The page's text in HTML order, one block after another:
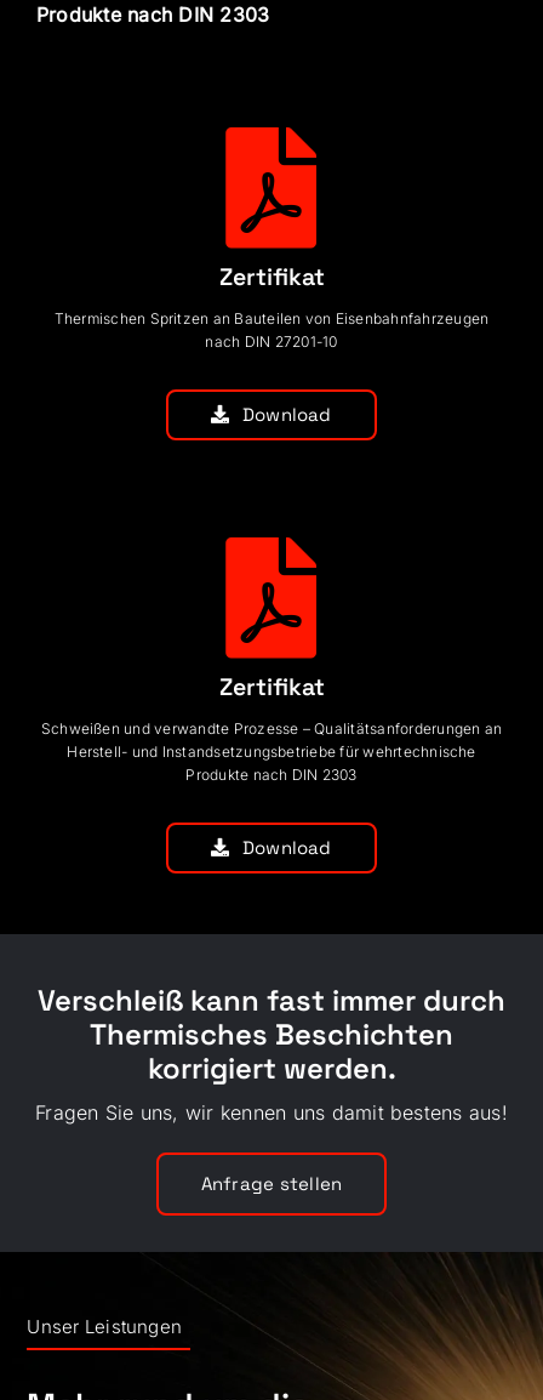
Produkte nach DIN 2303
Zertifikat
Thermischen Spritzen an Bauteilen von Eisenbahnfahrzeugen
nach DIN 27201-10
Download
Zertifikat
Schweißen und verwandte Prozesse – Qualitätsanforderungen an
Herstell- und Instandsetzungsbetriebe für wehrtechnische
Produkte nach DIN 2303
Download
Verschleiß kann fast immer durch
Thermisches Beschichten
korrigiert werden.
Fragen Sie uns, wir kennen uns damit bestens aus!
Anfrage stellen
Unser Leistungen